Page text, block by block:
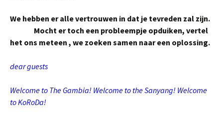
We hebben er alle vertrouwen in dat je tevreden zal zijn.
Mocht er toch een probleempje opduiken, vertel
het ons meteen , we zoeken samen naar een oplossing.
dear guests
Welcome to The Gambia! Welcome to the Sanyang! Welcome
to KoRoDa!